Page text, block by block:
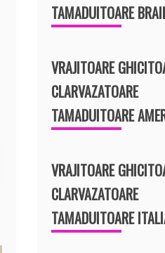
TAMADUITOARE
VRAJITOARE
CLARVAZATOARE
TAMADUITOARE
VRAJITOARE
CLARVAZATOARE
TAMADUITOARE